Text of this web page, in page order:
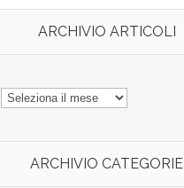
ARCHIVIO ARTICOLI
ARCHIVIO
ARTICOLI
ARCHIVIO CATEGORIE